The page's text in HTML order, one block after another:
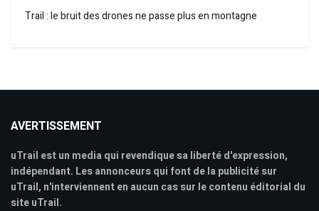
Trail : le bruit des drones ne passe plus en montagne
AVERTISSEMENT
uTrail est un media qui revendique sa liberté d'expression,
indépendant. Les annonceurs qui font de la publicité sur
uTrail, n'interviennent en aucun cas sur le contenu éditorial du
site uTrail.